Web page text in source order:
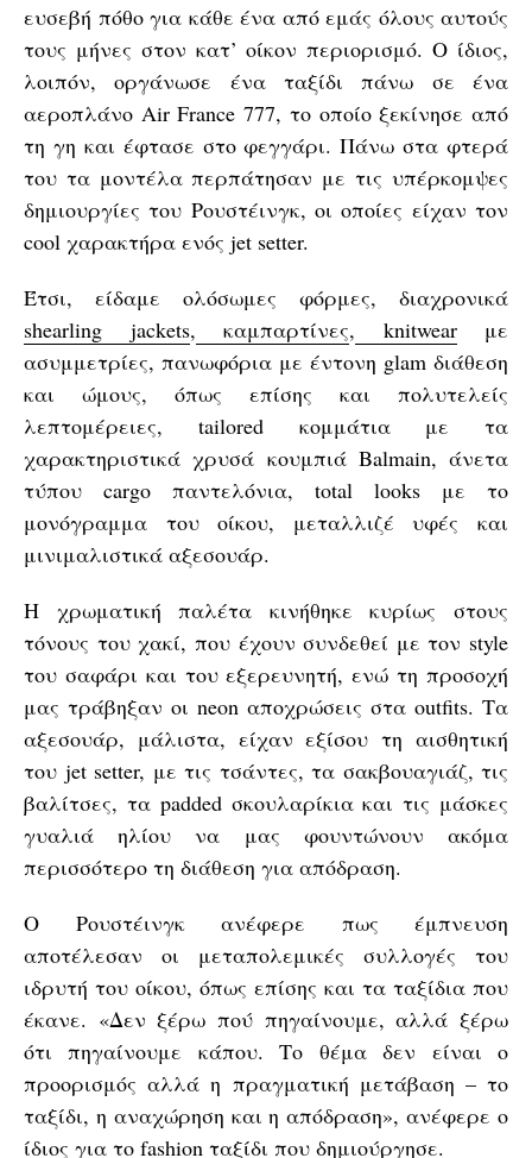
ευσεβή πόθο για κάθε ένα από εμάς όλους αυτούς
τους μήνες στον κατ’ οίκον περιορισμό. Ο ίδιος,
λοιπόν, οργάνωσε ένα ταξίδι πάνω σε ένα
αεροπλάνο Air France 777, το οποίο ξεκίνησε από
τη γη και έφτασε στο φεγγάρι. Πάνω στα φτερά
του τα μοντέλα περπάτησαν με τις υπέρκομψες
δημιουργίες του Ρουστέινγκ, οι οποίες είχαν τον
cool χαρακτήρα ενός jet setter.
Έτσι, είδαμε ολόσωμες φόρμες, διαχρονικά
shearling jackets, καμπαρτίνες, knitwearμε
ασυμμετρίες, πανωφόρια με έντονη glam διάθεση
και ώμους, όπως επίσης και πολυτελείς
λεπτομέρειες, tailored κομμάτια με τα
χαρακτηριστικά χρυσά κουμπιά Balmain, άνετα
τύπου cargo παντελόνια, total looks με το
μονόγραμμα του οίκου, μεταλλιζέ υφές και
μινιμαλιστικά αξεσουάρ.
Η χρωματική παλέτα κινήθηκε κυρίως στους
τόνους του χακί, που έχουν συνδεθεί με τον style
του σαφάρι και του εξερευνητή, ενώ τη προσοχή
μας τράβηξαν οι neon αποχρώσεις στα outfits. Τα
αξεσουάρ, μάλιστα, είχαν εξίσου τη αισθητική
του jet setter, με τις τσάντες, τα σακβουαγιάζ, τις
βαλίτσες, τα padded σκουλαρίκια και τις μάσκες
γυαλιά ηλίου να μας φουντώνουν ακόμα
περισσότερο τη διάθεση για απόδραση.
Ο Ρουστέινγκ ανέφερε πως έμπνευση
αποτέλεσαν οι μεταπολεμικές συλλογές του
ιδρυτή του οίκου, όπως επίσης και τα ταξίδια που
έκανε. «Δεν ξέρω πού πηγαίνουμε, αλλά ξέρω
ότι πηγαίνουμε κάπου. Το θέμα δεν είναι ο
προορισμός αλλά η πραγματική μετάβαση – το
ταξίδι, η αναχώρηση και η απόδραση», ανέφερε ο
ίδιος για το fashion ταξίδι που δημιούργησε.